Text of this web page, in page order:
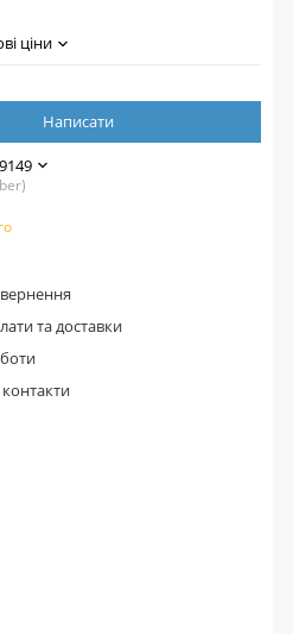
ціни
Написати
та доставки